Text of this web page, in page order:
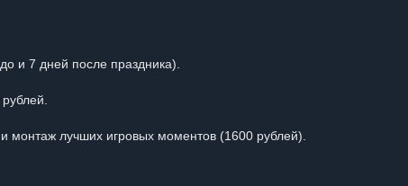
и 7 дней после праздника).
монтаж лучших игровых моментов (1600 рублей).